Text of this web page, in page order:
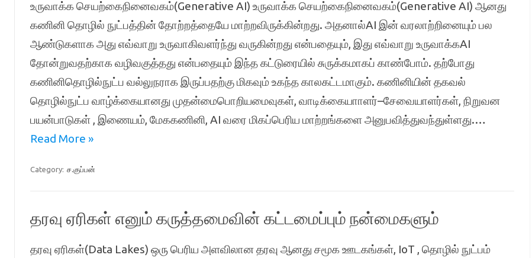
உருவாக்க செயற்கைநினைவகம்(Generative AI) உருவாக்க செயற்கைநினைவகம்(Generative AI) ஆனது
கணினி தொழில் நுட்பத்தின் தோற்றத்தையே மாற்றவிருக்கின்றது. அதனால்AI இன் வரலாற்றினையும் பல
ஆண்டுகளாக அது எவ்வாறு உருவாகிவளர்ந்து வருகின்றது என்பதையும், இது எவ்வாறு உருவாக்கAI
தோன்றுவதற்காக வழிவகுத்தது என்பதையும் இந்த கட்டுரையில் சுருக்கமாகப் காண்போம். தற்போது
கணினிதொழில்நுட்ப வல்லுநராக இருப்பதற்கு மிகவும் உகந்த காலகட்டமாகும். கணினியின் தகவல்
தொழில்நுட்ப வாழ்க்கையானது முதன்மைபொறியமைவுகள், வாடிக்கையாாளர்–சேவையாளர்கள், நிறுவன
பயன்பாடுகள் , இணையம், மேககணினி, AI வரை மிகப்பெரிய மாற்றங்களை அனுபவித்துவந்துள்ளது.…
Read More »
Category: ச.குப்பன்
தரவு ஏரிகள் எனும் கருத்தமைவின் கட்டமைப்பும் நன்மைகளும்
தரவு ஏரிகள்(Data Lakes) ஒரு பெரிய அளவிலான தரவு ஆனது சமூக ஊடகங்கள், IoT , தொழில் நுட்பம்